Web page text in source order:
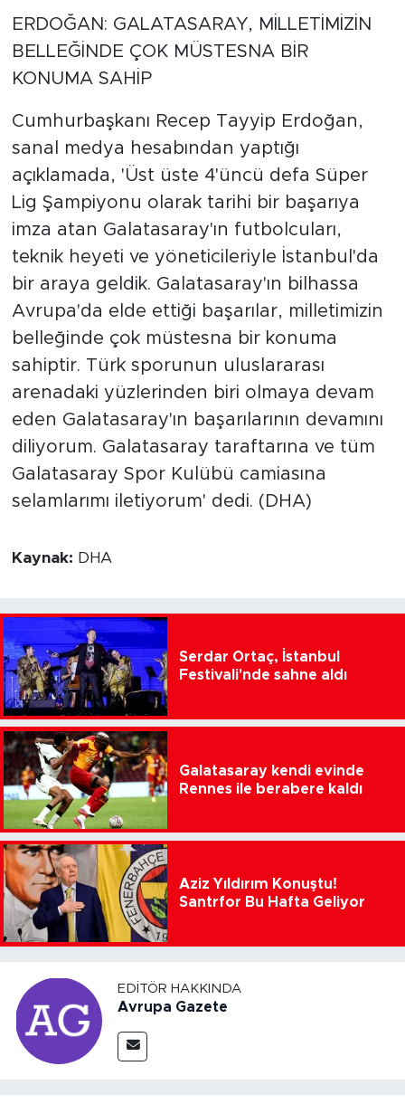
ERDOĞAN: GALATASARAY, MİLLETİMİZİN
BELLEĞİNDE ÇOK MÜSTESNA BİR
KONUMA SAHİP
Cumhurbaşkanı Recep Tayyip Erdoğan,
sanal medya hesabından yaptığı
açıklamada, 'Üst üste 4'üncü defa Süper
Lig Şampiyonu olarak tarihi bir başarıya
imza atan Galatasaray'ın futbolcuları,
teknik heyeti ve yöneticileriyle İstanbul'da
bir araya geldik. Galatasaray'ın bilhassa
Avrupa'da elde ettiği başarılar, milletimizin
belleğinde çok müstesna bir konuma
sahiptir. Türk sporunun uluslararası
arenadaki yüzlerinden biri olmaya devam
eden Galatasaray'ın başarılarının devamını
diliyorum. Galatasaray taraftarına ve tüm
Galatasaray Spor Kulübü camiasına
selamlarımı iletiyorum' dedi. (DHA)
Kaynak: DHA
Serdar Ortaç, İstanbul
Festivali'nde sahne aldı
Galatasaray kendi evinde
Rennes ile berabere kaldı
Aziz Yıldırım Konuştu!
Santrfor Bu Hafta Geliyor
EDITÖR HAKKINDA
Avrupa Gazete